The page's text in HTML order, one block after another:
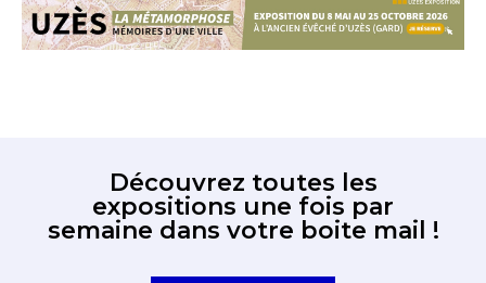
Découvrez toutes les
expositions une fois par
semaine dans votre boite mail !